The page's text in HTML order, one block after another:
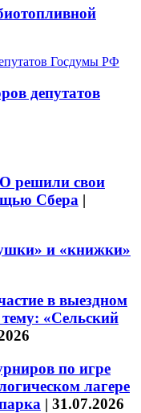
депутатов
решили свои
Сбера |
и «книжки»
в выездном
«Сельский
по игре
лагере
| 31.07.2026